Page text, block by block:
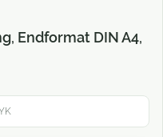
Endformat DIN A4,